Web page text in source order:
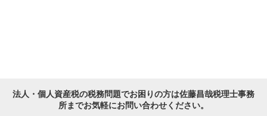
法人・個人資産税の税務問題でお困りの方は佐藤昌哉税理士事務
所までお気軽にお問い合わせください。